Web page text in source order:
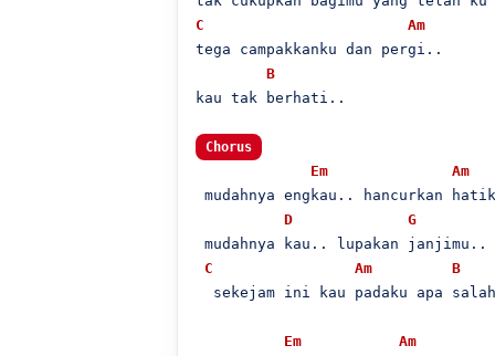
C
Am
tega campakkanku dan pergi..
B
kau tak berhati..
Chorus
Em
Am
mudahnya engkau.. hancurkan
D
G
mudahnya kau.. lupakan janjimu..
C
Am
B
sekejam ini kau padaku apa
Em
Am